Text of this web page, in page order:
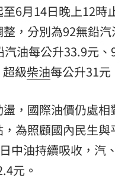
6月14日晚上12時
，分別為92無鉛
汽油每公升33.9元
級柴油每公升31元
盪，國際油價仍處
為照顧國內民生與
中油持續吸收，汽
元。